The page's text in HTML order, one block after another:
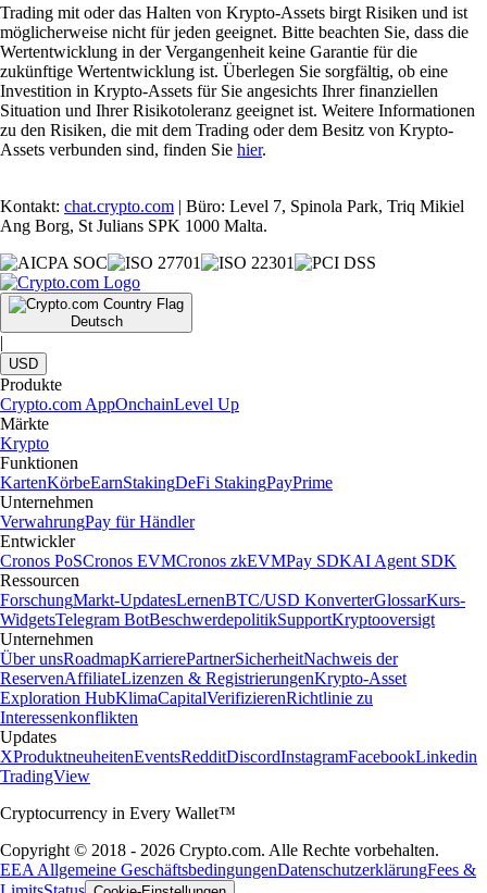
Trading mit oder das Halten von Krypto-Assets birgt Risiken und ist
möglicherweise nicht für jeden geeignet. Bitte beachten Sie, dass die
Wertentwicklung in der Vergangenheit keine Garantie für die
zukünftige Wertentwicklung ist. Überlegen Sie sorgfältig, ob eine
Investition in Krypto-Assets für Sie angesichts Ihrer finanziellen
Situation und Ihrer Risikotoleranz geeignet ist. Weitere Informationen
zu den Risiken, die mit dem Trading oder dem Besitz von Krypto-
Assets verbunden sind, finden Sie hier.
Kontakt: chat.crypto.com | Büro: Level 7, Spinola Park, Triq Mikiel
Ang Borg, St Julians SPK 1000 Malta.
Deutsch
|
USD
Produkte
Crypto.com AppOnchainLevel Up
Märkte
Krypto
Funktionen
KartenKörbeEarnStakingDeFi StakingPayPrime
Unternehmen
VerwahrungPay für Händler
Entwickler
Cronos PoSCronos EVMCronos zkEVMPay SDKAI Agent SDK
Ressourcen
ForschungMarkt-UpdatesLernenBTC/USD KonverterGlossarKurs-
WidgetsTelegram BotBeschwerdepolitikSupportKryptooversigt
Unternehmen
Über unsRoadmapKarrierePartnerSicherheitNachweis der
ReservenAffiliateLizenzen & RegistrierungenKrypto-Asset
Exploration HubKlimaCapitalVerifizierenRichtlinie zu
Interessenkonflikten
Updates
XProduktneuheitenEventsRedditDiscordInstagramFacebookLinkedin
TradingView
Cryptocurrency in Every Wallet™
Copyright © 2018 - 2026 Crypto.com. Alle Rechte vorbehalten.
EEA Allgemeine GeschäftsbedingungenDatenschutzerklärungFees &